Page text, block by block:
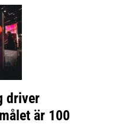
driver
är 100